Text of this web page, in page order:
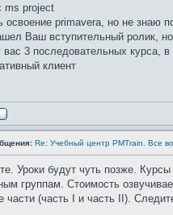
ms project
освоение primavera, но не знаю
Ваш вступительный ролик,
вас 3 последовательных курса,
клиент
Re: Учебный центр PMTrain. Все
Уроки будут чуть позже.
группам. Стоимость
части (часть I и часть II).